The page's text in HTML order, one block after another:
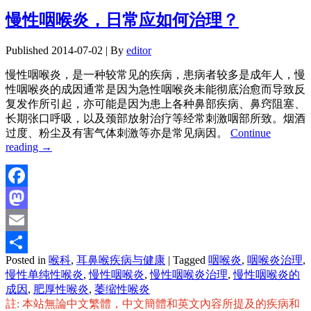
慢性咽喉炎，日常应如何治理？
Published 2014-07-02 | By editor
慢性咽喉炎，是一种较常见的疾病，患病者较多是成年人，慢
性咽喉炎的成因通常是因为急性咽喉炎未能彻底治愈而导致反
复发作所引起，亦可能是因为患上各种鼻部疾病、鼻窍阻塞、
长期张口呼吸，以及颈部放射治疗等经常刺激咽部所致。烟酒
过度、粉尘及有害气体刺激等亦是常见病因。 Continue
reading →
Facebook
Mastodon
Email
分
享
Posted in 喉科, 耳鼻喉疾病与健康 | Tagged 咽喉炎, 咽喉炎治理,
慢性单纯性喉炎,慢性咽喉炎,慢性咽喉炎治理,慢性咽喉炎的
成因 , 肥厚性喉炎, 萎缩性喉炎
註: 本站無論中文繁體，中文簡體和英文內容所提及的疾病和